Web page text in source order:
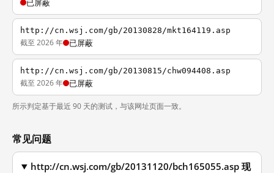
已屏蔽
http://cn.wsj.com/gb/20130828/mkt164119.asp
截至 2026 年 已屏蔽
http://cn.wsj.com/gb/20130815/chw094408.asp
截至 2026 年 已屏蔽
所示判定基于最近 90 天的测试，与该网址页面一致。
常见问题
http://cn.wsj.com/gb/20131120/bch165055.asp 现